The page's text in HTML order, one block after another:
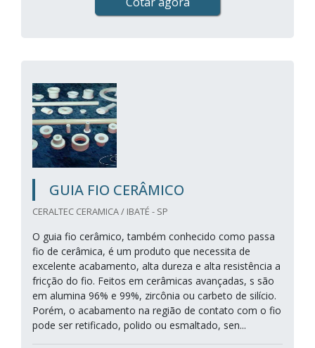
GUIA FIO CERÂMICO
CERALTEC CERAMICA / IBATÉ - SP
O guia fio cerâmico, também conhecido como passa
fio de cerâmica, é um produto que necessita de
excelente acabamento, alta dureza e alta resistência a
fricção do fio. Feitos em cerâmicas avançadas, s são
em alumina 96% e 99%, zircônia ou carbeto de silício.
Porém, o acabamento na região de contato com o fio
pode ser retificado, polido ou esmaltado, sen...